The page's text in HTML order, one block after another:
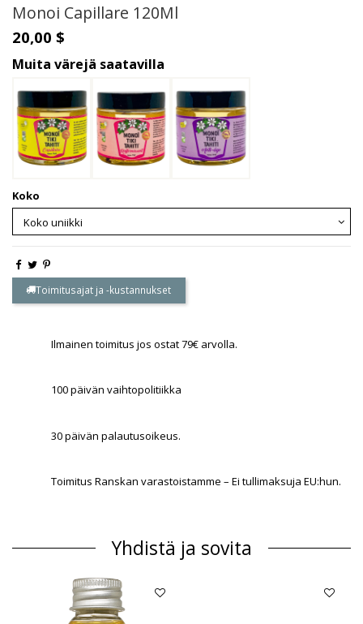
Monoi Capillare 120Ml
20,00 $
Muita värejä saatavilla
Koko
Toimitusajat ja -kustannukset
Ilmainen toimitus jos ostat 79€ arvolla.
100 päivän vaihtopolitiikka
30 päivän palautusoikeus.
Toimitus Ranskan varastoistamme – Ei tullimaksuja EU:hun.
Yhdistä ja sovita